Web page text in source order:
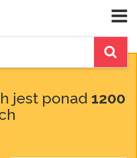
jest ponad 1200